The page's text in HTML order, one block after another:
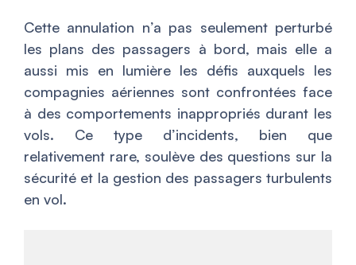
Cette annulation n’a pas seulement perturbé
les plans des passagers à bord, mais elle a
aussi mis en lumière les défis auxquels les
compagnies aériennes sont confrontées face
à des comportements inappropriés durant les
vols. Ce type d’incidents, bien que
relativement rare, soulève des questions sur la
sécurité et la gestion des passagers turbulents
en vol.